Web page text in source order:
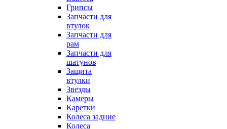
Грипсы
Запчасти для
втулок
Запчасти для
рам
Запчасти для
шатунов
Защита
втулки
Звезды
Камеры
Каретки
Колеса задние
Колеса